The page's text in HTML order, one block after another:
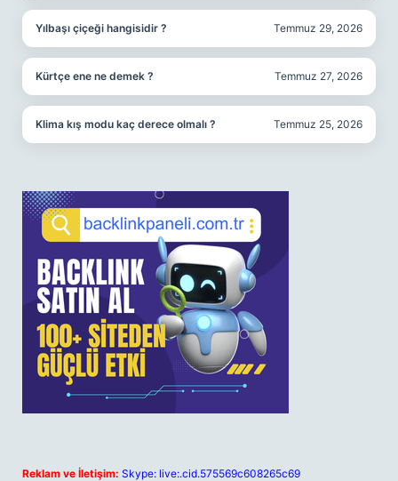
Yılbaşı çiçeği hangisidir ? Temmuz 29, 2026
Kürtçe ene ne demek ? Temmuz 27, 2026
Klima kış modu kaç derece olmalı ? Temmuz 25, 2026
Reklam ve İletişim: Skype: live:.cid.575569c608265c69